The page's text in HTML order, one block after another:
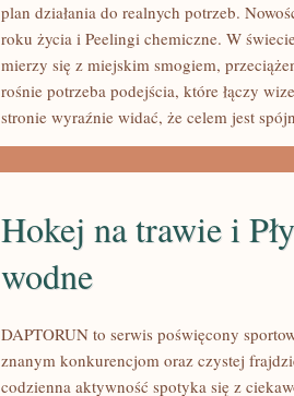
plan działania do realnych potrzeb.
roku życia i Peelingi chemiczne. W
mierzy się z miejskim smogiem,
rośnie potrzeba podejścia, które łączy
stronie wyraźnie widać, że celem jest
Hokej na trawie i
wodne
DAPTORUN to serwis poświęcony
znanym konkurencjom oraz czystej
codzienna aktywność spotyka się z